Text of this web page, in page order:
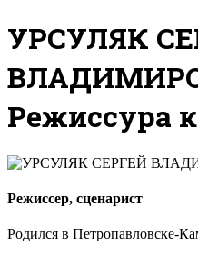
УРСУЛЯК
Режиссура
Режиссер, сценарист
Родился в Петропавловске-